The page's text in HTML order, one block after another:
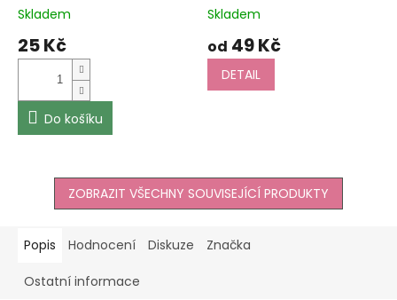
Skladem
25 Kč
Do košíku
Skladem
od 49 Kč
DETAIL
ZOBRAZIT VŠECHNY SOUVISEJÍCÍ PRODUKTY
Popis Hodnocení Diskuze Značka
Ostatní informace